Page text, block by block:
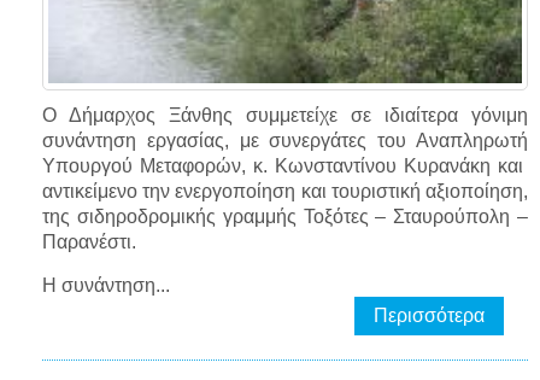
Ο Δήμαρχος Ξάνθης συμμετείχε σε ιδιαίτερα γόνιμη
συνάντηση εργασίας, με συνεργάτες του Αναπληρωτή
Υπουργού Μεταφορών, κ. Κωνσταντίνου Κυρανάκη και
αντικείμενο την ενεργοποίηση και τουριστική αξιοποίηση,
της σιδηροδρομικής γραμμής Τοξότες – Σταυρούπολη –
Παρανέστι.
Η συνάντηση...
Περισσότερα